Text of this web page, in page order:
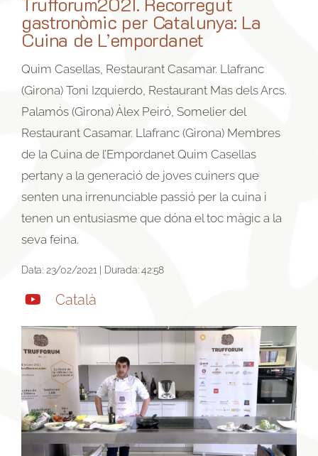
gastronòmic per Catalunya: La
Cuina de L’empordanet
Quim Casellas, Restaurant Casamar. Llafranc
(Girona) Toni Izquierdo, Restaurant Mas dels Arcs.
Palamós (Girona) Àlex Peiró, Somelier del
Restaurant Casamar. Llafranc (Girona) Membres
de la Cuina de l’Empordanet Quim Casellas
pertany a la generació de joves cuiners que
senten una irrenunciable passió per la cuina i
tenen un entusiasme que dóna el toc màgic a la
seva feina.
Data: 23/02/2021 | Durada: 42:58
Català